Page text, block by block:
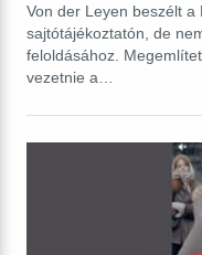
Von der Leyen beszélt
sajtótájékoztatón, de
feloldásához.
vezetnie a…